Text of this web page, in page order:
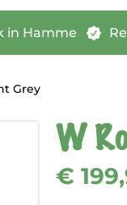
in Hamme
Grey
W
€